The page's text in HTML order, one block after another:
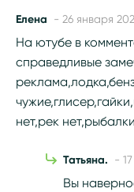
Елена - 26 января
На ютубе в
справедливые
нет,рек
Татьяна. -
Вы